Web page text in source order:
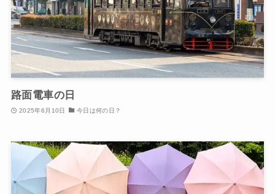
路面電車の日
2025年6月10日 今日は何の日？